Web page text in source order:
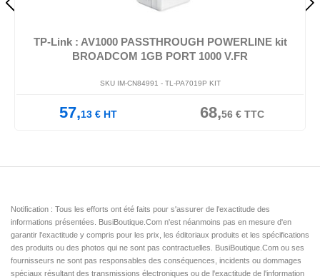
TP-Link : AV1000 PASSTHROUGH POWERLINE kit
BROADCOM 1GB PORT 1000 V.FR
SKU IM-CN84991 - TL-PA7019P KIT
57,13 € HT 68,56€TTC
Notification : Tous les efforts ont été faits pour s'assurer de l'exactitude des
informations présentées. BusiBoutique.Com n'est néanmoins pas en mesure d'en
garantir l'exactitude y compris pour les prix, les éditoriaux produits et les spécifications
des produits ou des photos qui ne sont pas contractuelles. BusiBoutique.Com ou ses
fournisseurs ne sont pas responsables des conséquences, incidents ou dommages
spéciaux résultant des transmissions électroniques ou de l'exactitude de l'information